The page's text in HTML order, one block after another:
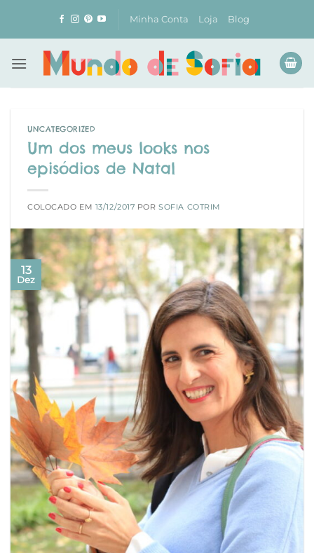
content
Minha Conta Loja Blog
UNCATEGORIZED
Um dos meus looks nos
episódios de Natal
COLOCADO EM 13/12/2017 PORSOFIA COTRIM
13
Dez